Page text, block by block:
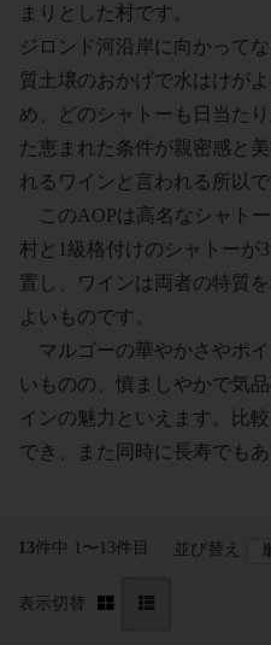
まりとした村です。
ジロンド河沿岸に向かって
質土壌のおかげで水はけが
め、どのシャトーも日当た
た恵まれた条件が親密感と
れるワインと言われる所以で
このAOPは高名なシャト
村と1級格付けのシャトーが
置し、ワインは両者の特質
よいものです。
マルゴーの華やかさやポ
いものの、慎ましやかで気
インの魅力といえます。比
でき、また同時に長寿でもあ
13件中 1〜13件目 並び替え
表示切替